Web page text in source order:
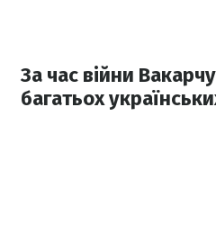
За час війни
багатьох